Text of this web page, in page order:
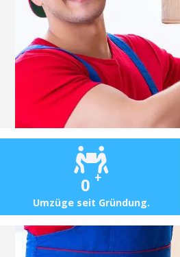
0 +
Umzüge seit Gründung.